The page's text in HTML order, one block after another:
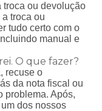
troca ou devolução
troca ou
tudo certo com o
manual e
O que fazer?
recuse o
da nota fiscal ou
problema. Após,
dos nossos